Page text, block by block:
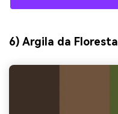
6) Argila da Floresta